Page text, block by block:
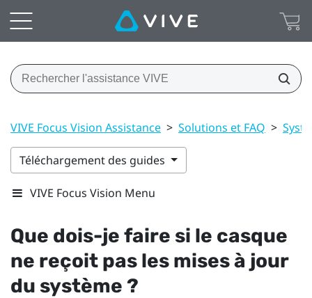
VIVE Focus Vision Assistance > Solutions et FAQ >
Téléchargement des guides
VIVE Focus Vision Menu
Que dois-je faire si le casque
ne reçoit pas les mises à jour
du système ?